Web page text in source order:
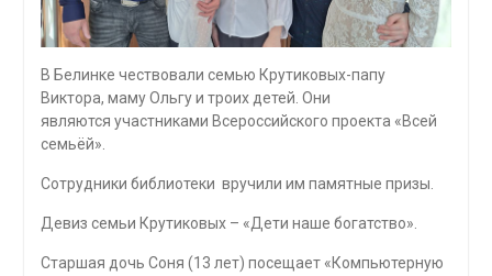
В Белинке чествовали семью Крутиковых-папу
Виктора, маму Ольгу и троих детей. Они
являются участниками Всероссийского проекта «Всей
семьёй».
Сотрудники библиотеки вручили им памятные призы.
Девиз семьи Крутиковых – «Дети наше богатство».
Старшая дочь Соня (13 лет) посещает «Компьютерную